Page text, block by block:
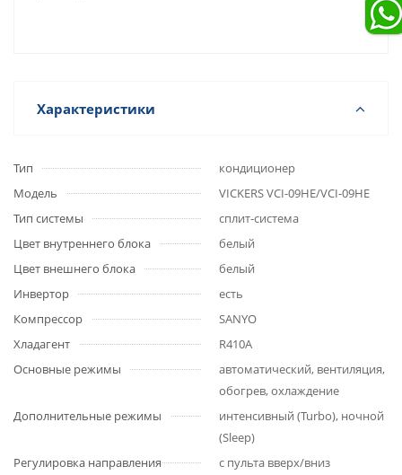
Характеристики
Тип
кондиционер
Модель
VICKERS VCI-09HE/VCI-09HE
Тип системы
сплит-система
Цвет внутреннего блока
белый
Цвет внешнего блока
белый
Инвертор
есть
Компрессор
SANYO
Хладагент
R410A
Основные режимы
автоматический, вентиляция,
обогрев, охлаждение
Дополнительные режимы
интенсивный (Turbo), ночной
(Sleep)
Регулировка направления
с пульта вверх/вниз